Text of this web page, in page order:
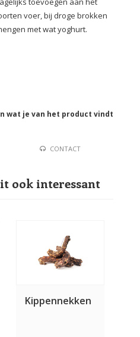
voer, bij droge brokken
met wat yoghurt.
wat je van het product vindt
CONTACT
ook interessant
Kippennekken